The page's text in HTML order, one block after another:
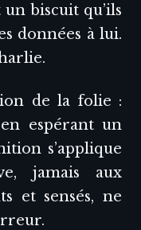
biscuit qu’ils
données à lui.
de la folie :
espérant un
s’applique
jamais aux
et sensés, ne